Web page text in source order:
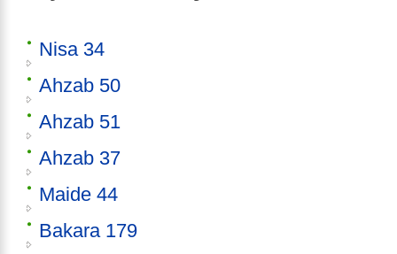
Nisa 34
Ahzab 50
Ahzab 51
Ahzab 37
Maide 44
Bakara 179